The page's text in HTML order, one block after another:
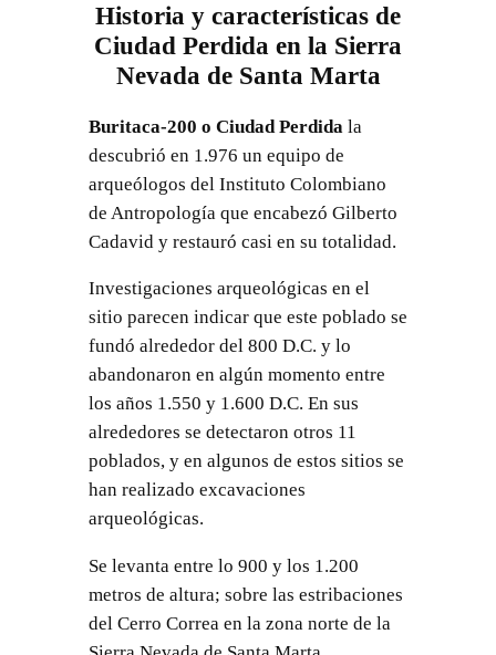
Historia y características de
Ciudad Perdida en la Sierra
Nevada de Santa Marta
Buritaca-200 o Ciudad Perdida la
descubrió en 1.976 un equipo de
arqueólogos del Instituto Colombiano
de Antropología que encabezó Gilberto
Cadavid y restauró casi en su totalidad.
Investigaciones arqueológicas en el
sitio parecen indicar que este poblado se
fundó alrededor del 800 D.C. y lo
abandonaron en algún momento entre
los años 1.550 y 1.600 D.C. En sus
alrededores se detectaron otros 11
poblados, y en algunos de estos sitios se
han realizado excavaciones
arqueológicas.
Se levanta entre lo 900 y los 1.200
metros de altura; sobre las estribaciones
del Cerro Correa en la zona norte de la